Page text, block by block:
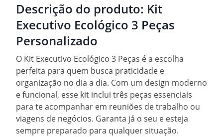
Descrição do produto: Kit
Executivo Ecológico 3 Peças
Personalizado
O Kit Executivo Ecológico 3 Peças é a escolha
perfeita para quem busca praticidade e
organização no dia a dia. Com um design moderno
e funcional, esse kit inclui três peças essenciais
para te acompanhar em reuniões de trabalho ou
viagens de negócios. Garanta já o seu e esteja
sempre preparado para qualquer situação.